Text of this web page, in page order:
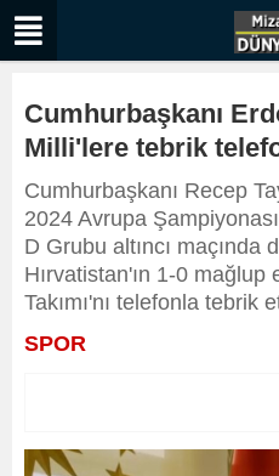
Cumhurbaşkanı
Milli'lere tebrik
Cumhurbaşkanı Recep
2024 Avrupa
D Grubu altıncı maçında
Hırvatistan'ın 1-0 mağlup
Takımı'nı telefonla tebrik
SPOR